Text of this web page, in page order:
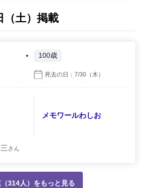
（土）掲載
100歳
死去の日：7/30 （木）
メモワールわしお
さん
314人）をもっと見る